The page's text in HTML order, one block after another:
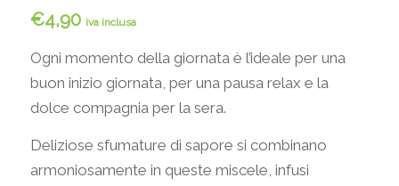
€4,90 iva inclusa
Ogni momento della giornata è l’ideale per una
buon inizio giornata, per una pausa relax e la
dolce compagnia per la sera.
Deliziose sfumature di sapore si combinano
armoniosamente in queste miscele, infusi